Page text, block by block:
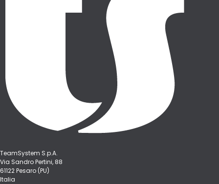
TeamSystem S.p.A.
Via Sandro Pertini, 88
61122 Pesaro (PU)
Italia